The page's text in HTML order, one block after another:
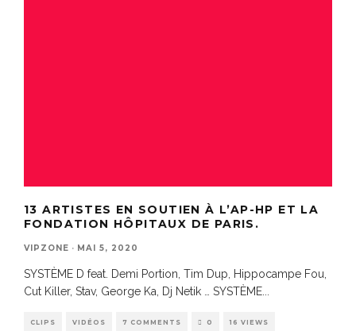
13 ARTISTES EN SOUTIEN À L’AP-HP ET LA
FONDATION HÔPITAUX DE PARIS.
VIPZONE · MAI 5, 2020
SYSTÈME D feat. Demi Portion, Tim Dup, Hippocampe Fou,
Cut Killer, Stav, George Ka, Dj Netik … SYSTÈME
CLIPS VIDÉOS 7 COMMENTS 0 16 VIEWS